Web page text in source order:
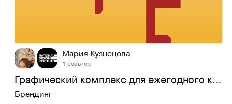
Мария Кузнецова
1 соавтор
Графический комплекс для ежегодного конкурса натуральных
Брендинг